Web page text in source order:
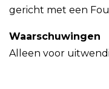
gericht met een
Waarschuwingen
Alleen voor